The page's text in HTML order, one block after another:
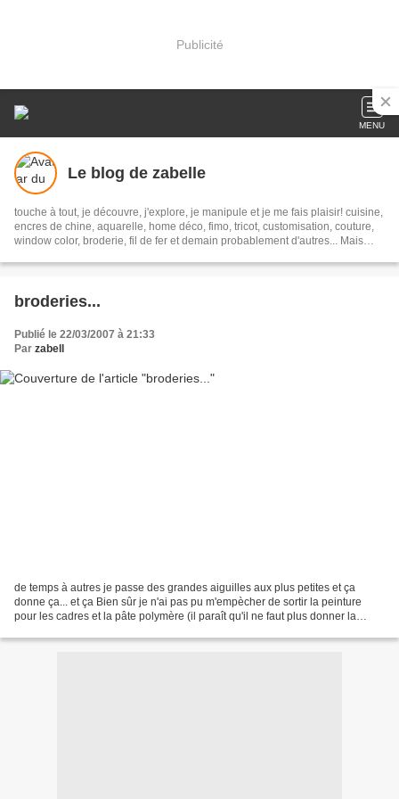
Publicité
MENU
Le blog de zabelle
touche à tout, je découvre, j'explore, je manipule et je me fais plaisir! cuisine,
encres de chine, aquarelle, home déco, fimo, tricot, customisation, couture,
window color, broderie, fil de fer et demain probablement d'autres... Mais
broderies...
Publié le 22/03/2007 à 21:33
Par zabell
de temps à autres je passe des grandes aiguilles aux plus petites et ça
donne ça... et ça Bien sûr je n'ai pas pu m'empècher de sortir la peinture
pour les cadres et la pâte polymère (il paraît qu'il ne faut plus donner la